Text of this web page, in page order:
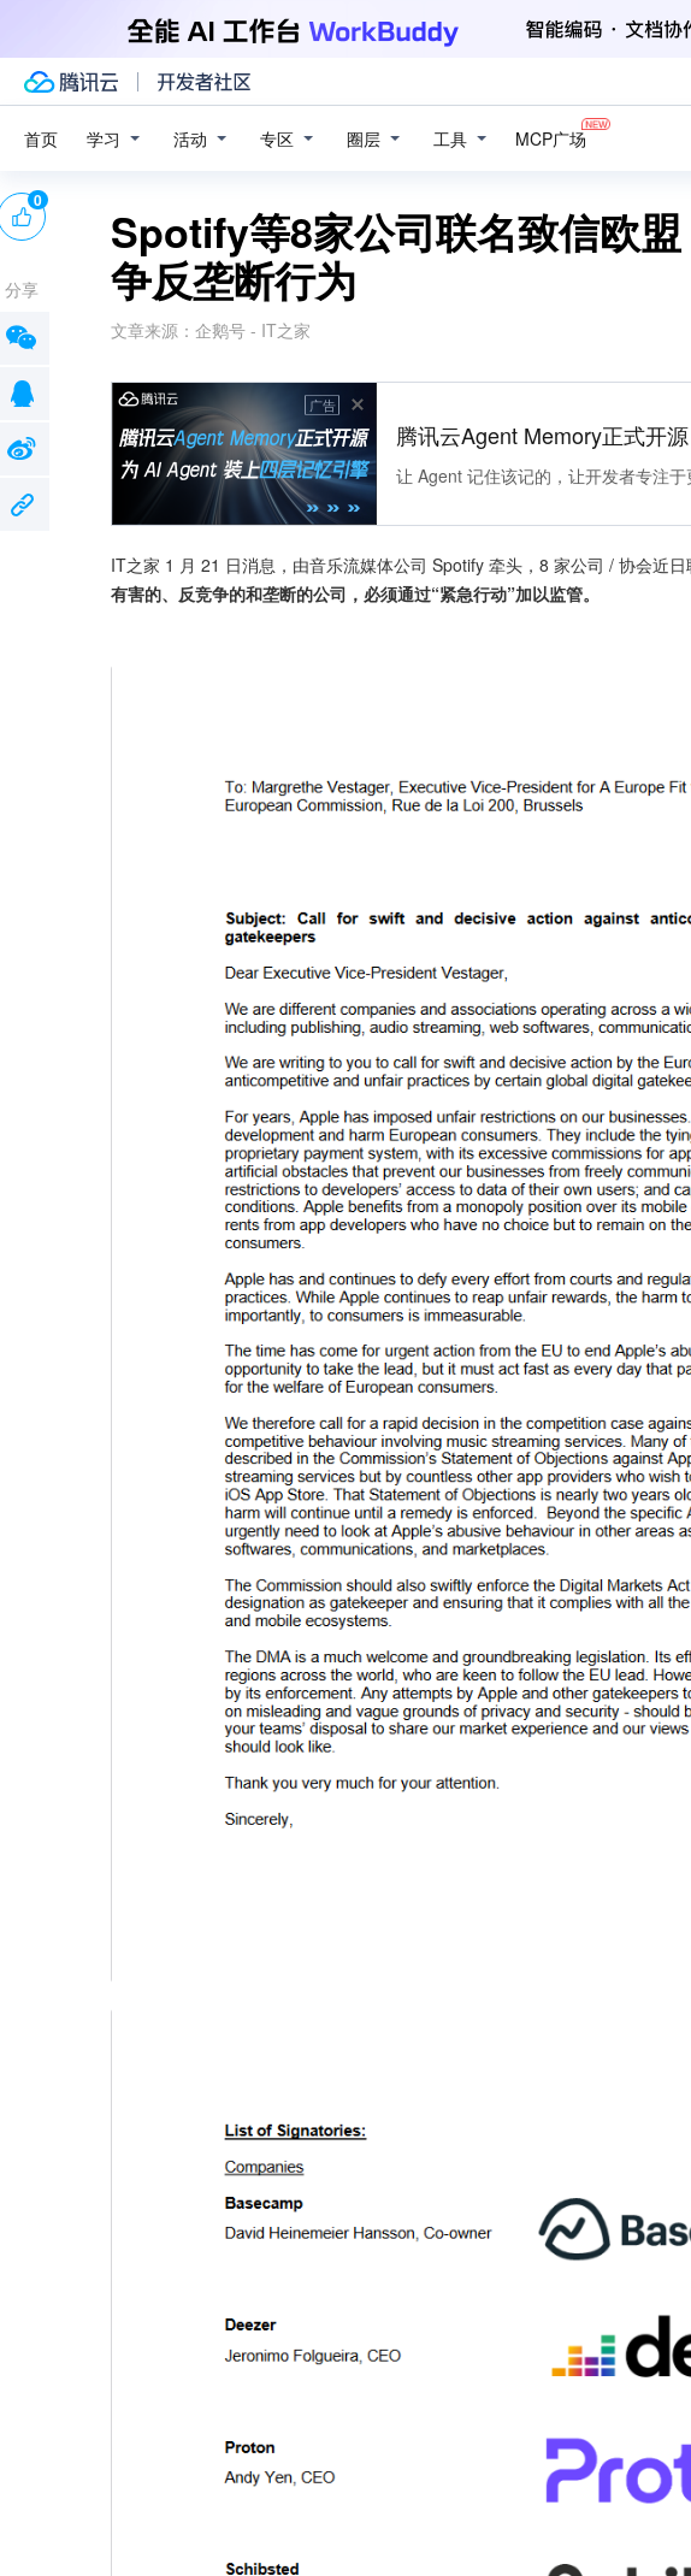
首页 学习 活动 专区 圈层 工具 MCP广场
Spotify等8家公司联名致信欧
争反垄断行为
文章来源： 企鹅号 - IT之家
广告
腾讯云Agent Memory正式开源
让 Agent 记住该记的，让开发者专注
IT之家 1 月 21 日消息，由音乐流媒体公司 Spotify 牵头，8 家公司 / 协会近日
有害的、反竞争的和垄断的公司，必须通过“紧急行动”加以监管。
0
分享